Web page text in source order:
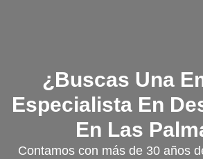
¿Buscas Una
Especialista En
En Las
Contamos con más de 30 años